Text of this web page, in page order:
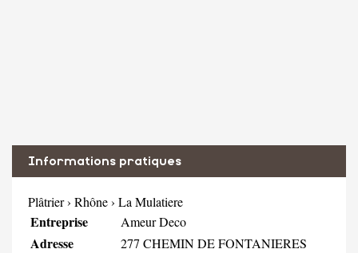
Informations pratiques
Plâtrier› Rhône› La Mulatiere
Entreprise Ameur Deco
Adresse 277 CHEMIN DE FONTANIERES